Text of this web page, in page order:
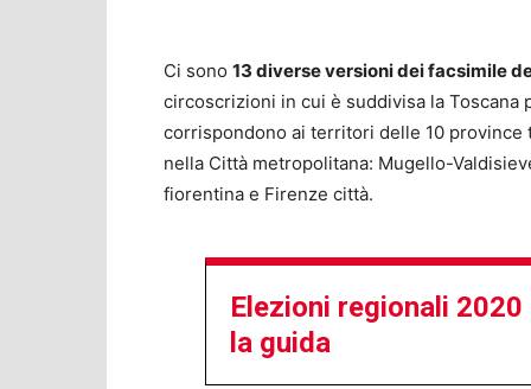
Ci sono 13 diverse versioni dei facsimile
circoscrizioni in cui è suddivisa la
corrispondono ai territori delle 10
nella Città metropolitana: Mugello-
fiorentina e Firenze città.
Elezioni regionali
la guida